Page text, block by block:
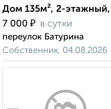
Дом 135м², 2-этажный,
7 000 ₽ в сутки
переулок Батурина
Собственник, 04.08.2026